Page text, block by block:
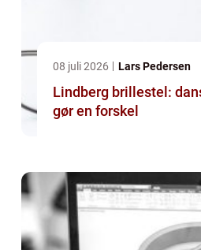
08 juli 2026 Lars Pedersen
Lindberg brillestel:
gør en forskel